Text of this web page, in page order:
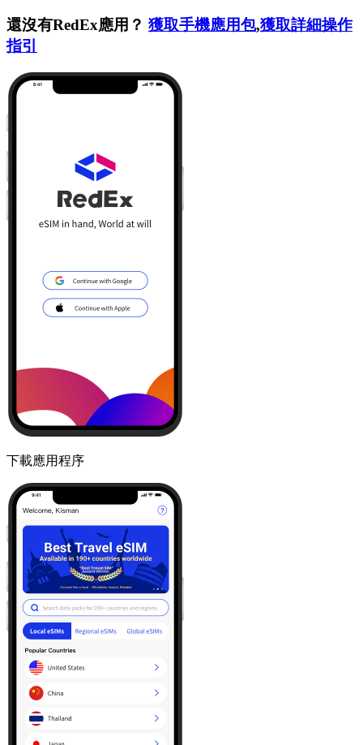
還沒有RedEx應用？ 獲取手機應用包,獲取詳細操作
指引
下載應用程序